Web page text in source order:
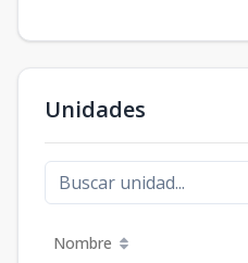
Unidades
Nombre